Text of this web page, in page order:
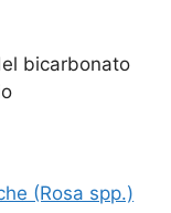
bicarbonato
(Rosa spp.)